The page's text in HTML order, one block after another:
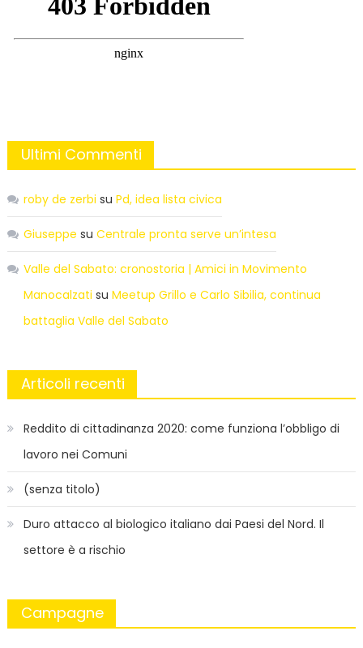
Ultimi Commenti
roby de zerbi su Pd, idea lista civica
Giuseppe su Centrale pronta serve un’intesa
Valle del Sabato: cronostoria | Amici in Movimento
Manocalzati su Meetup Grillo e Carlo Sibilia, continua
battaglia Valle del Sabato
Articoli recenti
Reddito di cittadinanza 2020: come funziona l’obbligo di
lavoro nei Comuni
(senza titolo)
Duro attacco al biologico italiano dai Paesi del Nord. Il
settore è a rischio
Campagne